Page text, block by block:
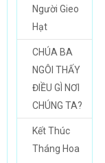
Người Gieo
Hạt
CHÚA BA
NGÔI THẤY
ĐIỀU GÌ NƠI
CHÚNG TA?
Kết Thúc
Tháng Hoa